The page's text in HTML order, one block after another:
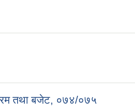
तथा बजेट, ०७४/०७५